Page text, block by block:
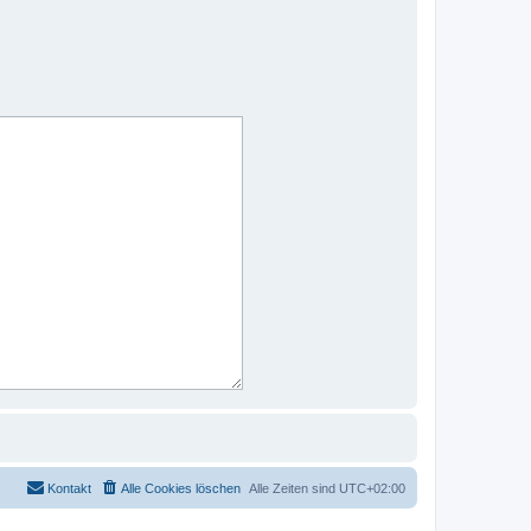
Alle Zeiten sind UTC+02:00
Alle Cookies löschen
Kontakt